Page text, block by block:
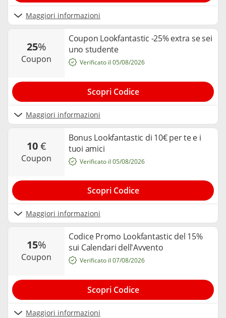
Maggiori informazioni
25%
coupon
Coupon Lookfantastic -25% extra se sei
uno studente
Maggiori informazioni
Verificato il 05/08/2026
Scopri Codice
10€
coupon
Bonus Lookfantastic di 10€ per te e i
tuoi amici
Maggiori informazioni
Verificato il 05/08/2026
Scopri Codice
15%
coupon
Codice Promo Lookfantastic del 15%
sui Calendari dell'Avvento
Maggiori informazioni
Verificato il 07/08/2026
Scopri Codice